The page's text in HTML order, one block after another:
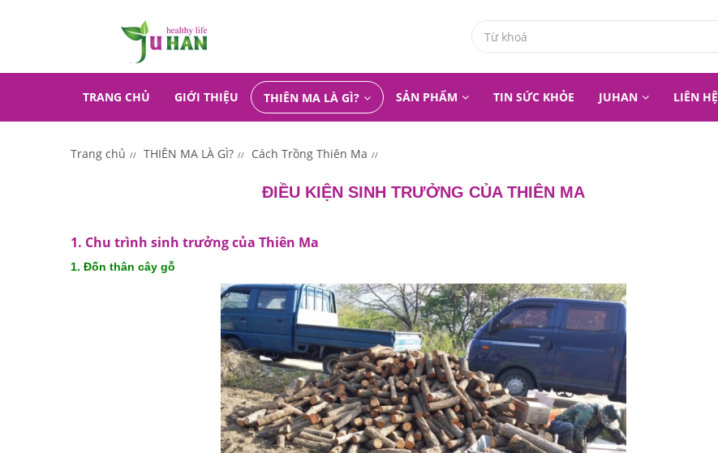
TRANG CHỦ GIỚI THIỆU THIÊN MA LÀ GÌ? SẢN PHẨM TIN SỨC KHỎE JUHAN LIÊN HỆ
Trang chủ THIÊN MA LÀ GÌ? Cách Trồng Thiên Ma
ĐIỀU KIỆN SINH TRƯỞNG CỦA THIÊN MA
1. Chu trình sinh trưởng của Thiên Ma
1. Đốn thân cây gỗ